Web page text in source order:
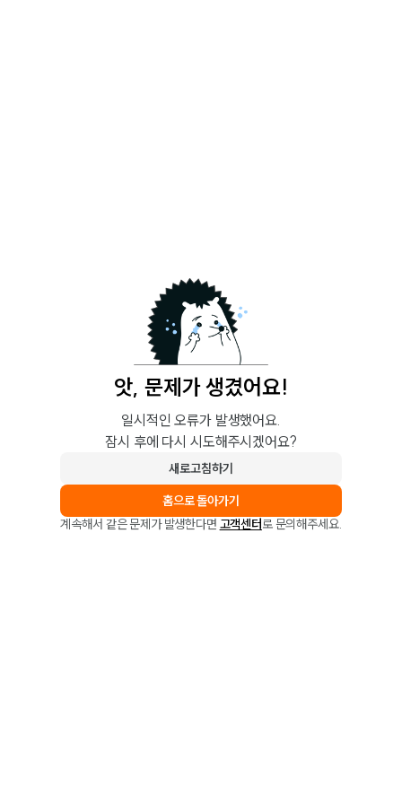
앗, 문제가 생겼어요!
일시적인 오류가 발생했어요.
잠시 후에 다시 시도해주시겠어요?
새로고침하기
홈으로 돌아가기
계속해서 같은 문제가 발생한다면 고객센터로 문의해주세요.